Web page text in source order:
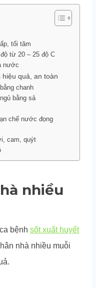
tối tăm
từ 20 – 25 độ C
nước
quả, an toàn
chanh
bằng sả
chế nước đọng
cam, quýt
nhiều
bệnh sốt xuất huyết
nhà nhiều muỗi